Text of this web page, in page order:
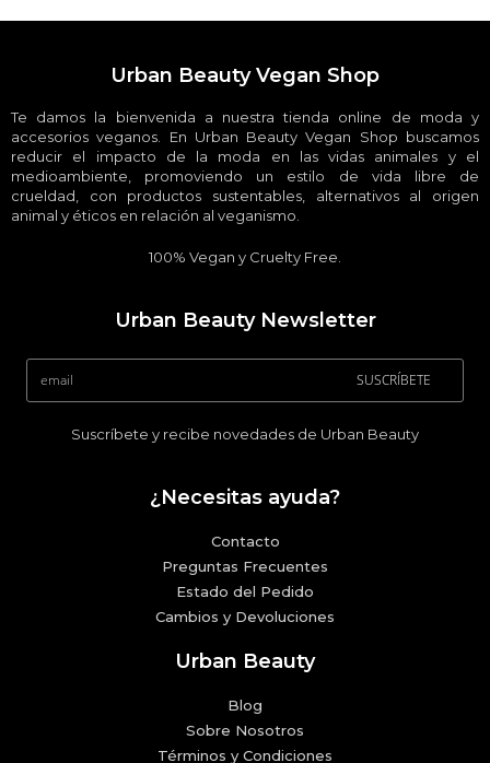
Urban Beauty Vegan Shop
Te damos la bienvenida a nuestra tienda online de moda y
accesorios veganos. En Urban Beauty Vegan Shop buscamos
reducir el impacto de la moda en las vidas animales y el
medioambiente, promoviendo un estilo de vida libre de
crueldad, con productos sustentables, alternativos al origen
animal y éticos en relación al veganismo.
100% Vegan y Cruelty Free.
Urban Beauty Newsletter
SUSCRÍBETE
Suscríbete y recibe novedades de Urban Beauty
¿Necesitas ayuda?
Contacto
Preguntas Frecuentes
Estado del Pedido
Cambios y Devoluciones
Urban Beauty
Blog
Sobre Nosotros
Términos y Condiciones